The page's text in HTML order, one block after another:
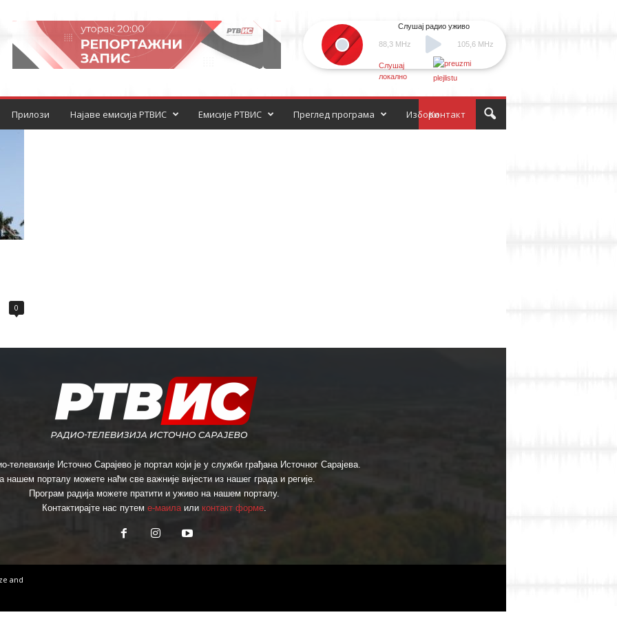
88,3 MHz
Слушај радио уживо
105,6 MHz
Слушај
локално
Прилози Најаве емисија РТВИС Емисије РТВИС Контакт
Преглед програма Избори
0
телевизије Источно Сарајево је портал који је у служби грађана Источног Сарајева.
нашем порталу можете наћи све важније вијести из нашег града и регије.
Програм радија можете пратити и уживо на нашем порталу.
Контактирајте нас путем е-маилаили контакт форме.
and